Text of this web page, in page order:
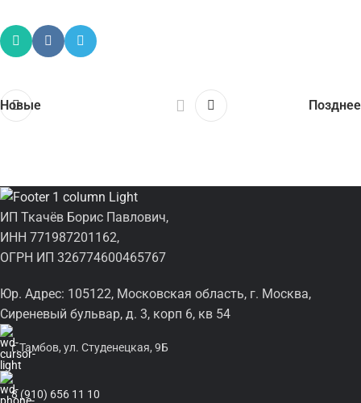
Новые Позднее
ИП Ткачёв Борис Павлович,
ИНН 771987201162,
ОГРН ИП 326774600465767
Юр. Адрес: 105122, Московская область, г. Москва,
Сиреневый бульвар, д. 3, корп 6, кв 54
г.Тамбов, ул. Студенецкая, 9Б
8 (910) 656 11 10